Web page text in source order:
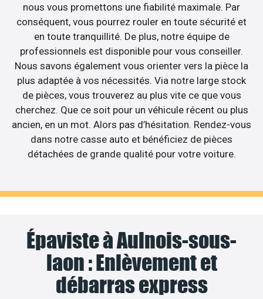
nous vous promettons une fiabilité maximale. Par
conséquent, vous pourrez rouler en toute sécurité et
en toute tranquillité. De plus, notre équipe de
professionnels est disponible pour vous conseiller.
Nous savons également vous orienter vers la pièce la
plus adaptée à vos nécessités. Via notre large stock
de pièces, vous trouverez au plus vite ce que vous
cherchez. Que ce soit pour un véhicule récent ou plus
ancien, en un mot. Alors pas d’hésitation. Rendez-vous
dans notre casse auto et bénéficiez de pièces
détachées de grande qualité pour votre voiture.
Épaviste à Aulnois-sous-
laon : Enlèvement et
débarras express